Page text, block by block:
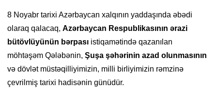
8 Noyabr tarixi Azərbaycan xalqının yaddaşında əbədi
olaraq qalacaq, Azərbaycan Respublikasının ərazi
bütövlüyünün bərpası istiqamətində qazanılan
möhtəşəm Qələbənin, Şuşa şəhərinin azad olunmasının
və dövlət müstəqilliyimizin, milli birliyimizin rəmzinə
çevrilmiş tarixi hadisənin günüdür.